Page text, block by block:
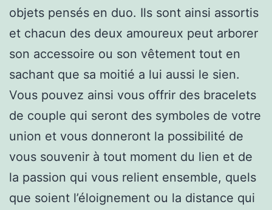
objets pensés en duo. Ils sont ainsi assortis
et chacun des deux amoureux peut arborer
son accessoire ou son vêtement tout en
sachant que sa moitié a lui aussi le sien.
Vous pouvez ainsi vous offrir des bracelets
de couple qui seront des symboles de votre
union et vous donneront la possibilité de
vous souvenir à tout moment du lien et de
la passion qui vous relient ensemble, quels
que soient l’éloignement ou la distance qui